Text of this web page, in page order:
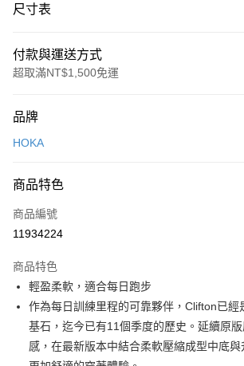
尺寸表
付款與運送方式
超取滿NT$1,500免運
信用卡一次付款
Apple Pay
悠遊付
7-11取貨(快速到店)
每筆NT$100，滿NT$1,500(含以上)免運費
宅配-本島
每筆NT$100，滿NT$1,500(含以上)免運費
品牌
HOKA
商品特色
商品編號
11934224
商品特色
輕盈柔軟，適合每日跑步
作為每日訓練里程的可靠夥伴，Clifton已經
基石，迄今已有11個季度的歷史。延續原
感，在最新版本中結合柔軟壓縮成型中底